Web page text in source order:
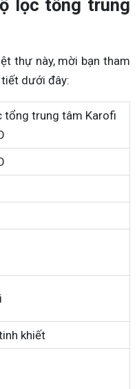
lọc tổng trung
thự này, mời bạn tham
dưới đây:
tổng trung tâm Karofi
khiết